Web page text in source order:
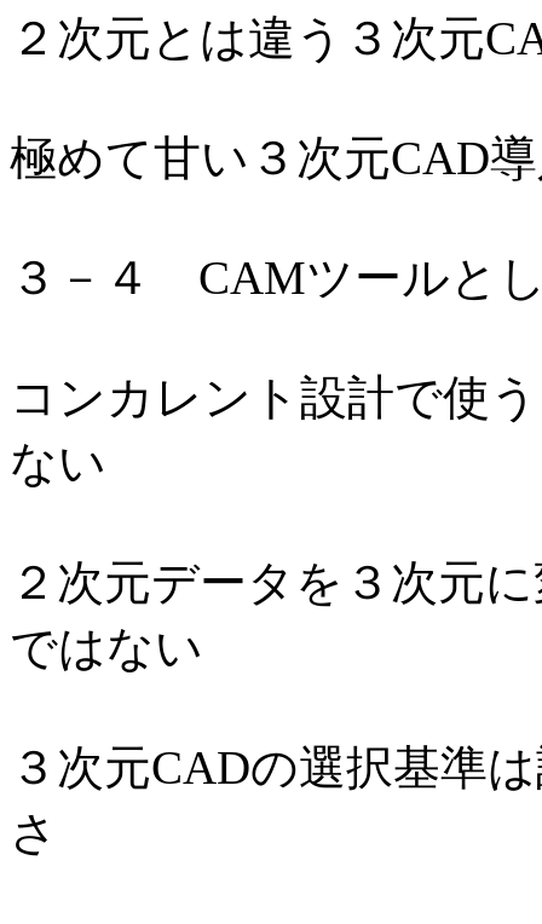
２次元とは違う３次元
極めて甘い３次元CAD
３－４ CAMツールと
コンカレント設計で使
ない
２次元データを３次元
ではない
３次元CADの選択基準
さ